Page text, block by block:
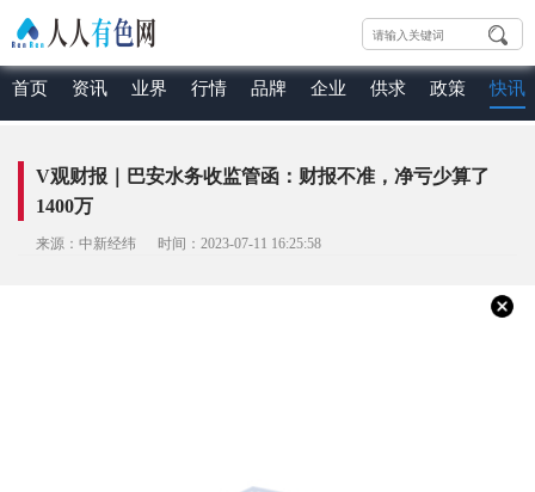
首页 资讯 业界 行情 品牌 企业 供求 政策 快讯
V观财报｜巴安水务收监管函：财报不准，净亏少算了
1400万
来源：中新经纬 时间：2023-07-11 16:25:58